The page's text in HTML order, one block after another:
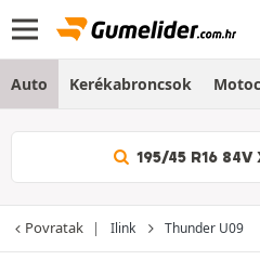
Auto Kerékabroncsok
195/45 R16
Povratak Ilink Thunder U09